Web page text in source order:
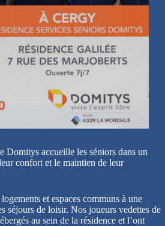
Domitys accueille les séniors dans un
confort et le maintien de leur
et espaces communs à une
séjours de loisir. Nos joueurs vedettes de
au sein de la résidence et l’ont